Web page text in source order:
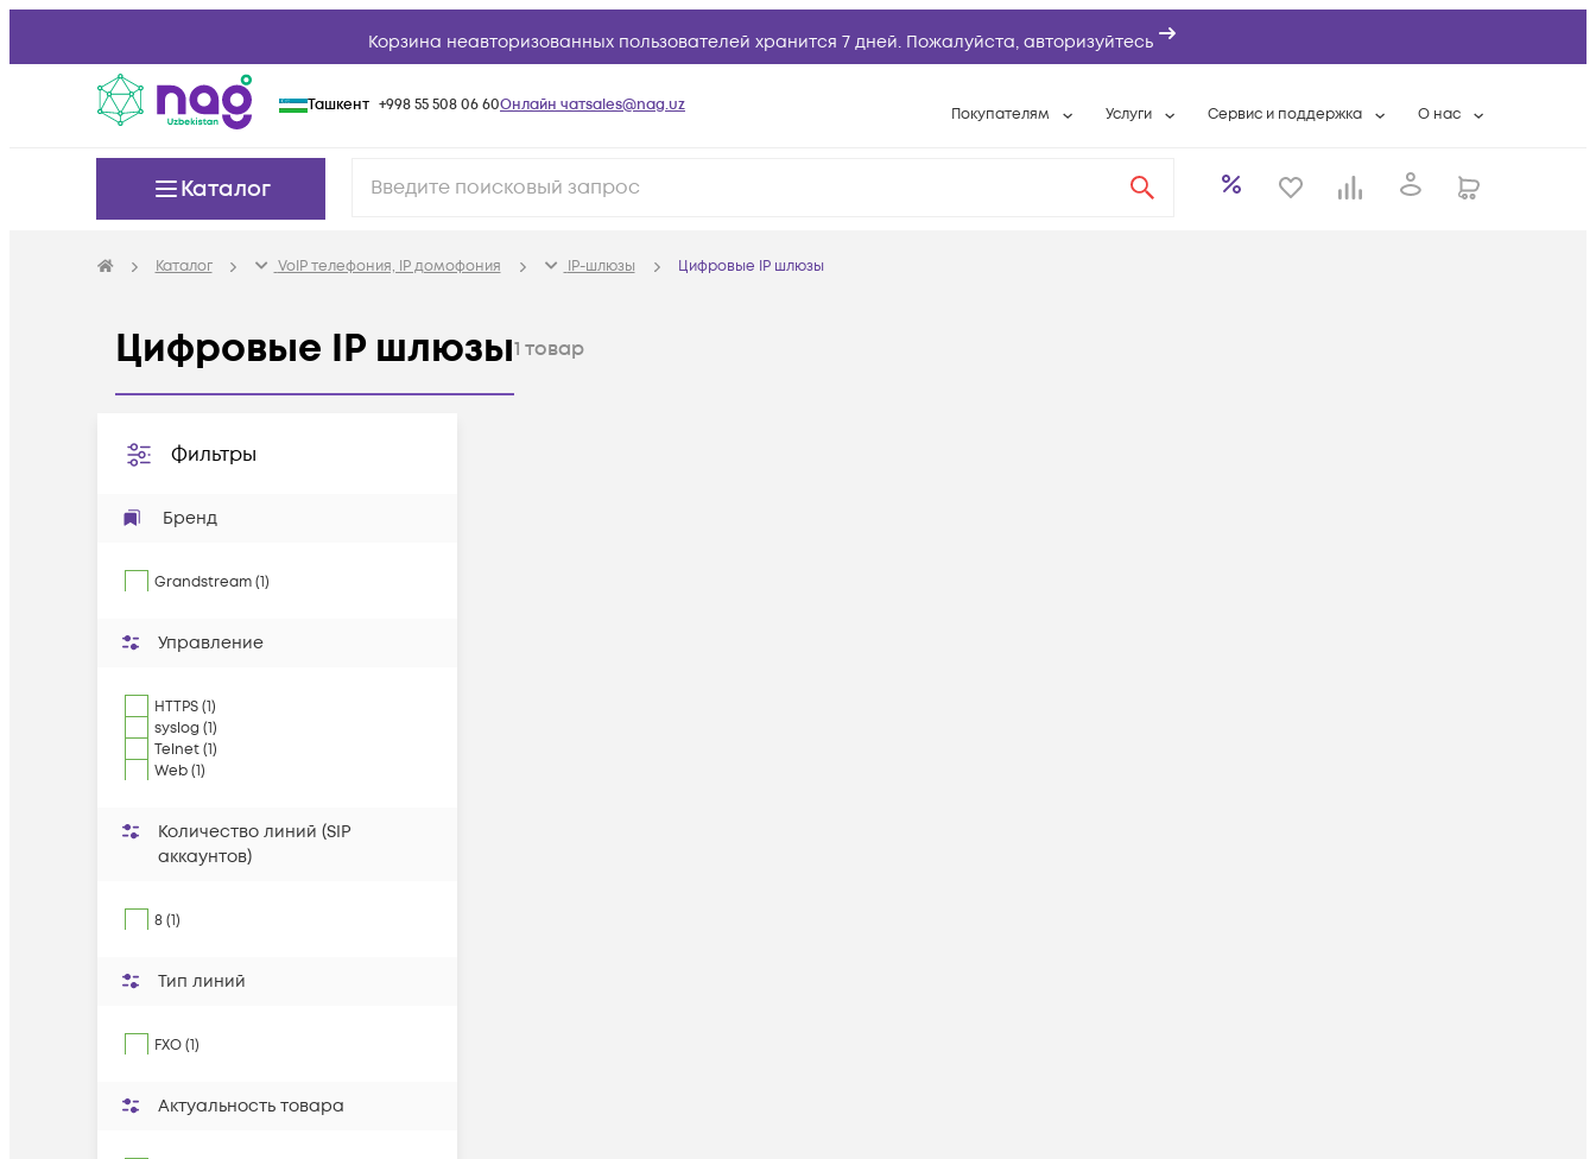
Корзина неавторизованных пользователей хранится 7 дней. Пожалуйста, авторизуйтесь
Ташкент +998 55 508 06 60Онлайн чатsales@nag.uz Покупателям Услуги
Расширенная гарантия
Сервис и поддержка
Разовые выездные работы
О нас
Контактная
Каталог
Каталог VoIP телефония, IP домофония IP-шлюзы Цифровые IP шлюзы
Цифровые IP шлюзы1 товар
Фильтры
Бренд
Grandstream(1)
Управление
HTTPS (1)
syslog (1)
Telnet (1)
Web (1)
Количество линий (SIP
аккаунтов)
8 (1)
Тип линий
FXO (1)
Актуальность товара